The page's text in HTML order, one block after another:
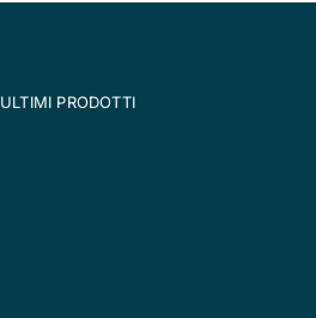
ULTIMI PRODOTTI